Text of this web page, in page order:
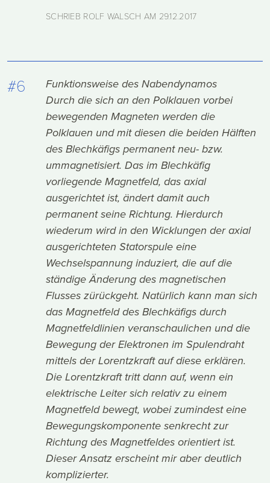
SCHRIEB ROLF WALSCH AM 29.12.2017
#6
Funktionsweise des Nabendynamos
Durch die sich an den Polklauen vorbei
bewegenden Magneten werden die
Polklauen und mit diesen die beiden Hälften
des Blechkäfigs permanent neu- bzw.
ummagnetisiert. Das im Blechkäfig
vorliegende Magnetfeld, das axial
ausgerichtet ist, ändert damit auch
permanent seine Richtung. Hierdurch
wiederum wird in den Wicklungen der axial
ausgerichteten Statorspule eine
Wechselspannung induziert, die auf die
ständige Änderung des magnetischen
Flusses zürückgeht. Natürlich kann man sich
das Magnetfeld des Blechkäfigs durch
Magnetfeldlinien veranschaulichen und die
Bewegung der Elektronen im Spulendraht
mittels der Lorentzkraft auf diese erklären.
Die Lorentzkraft tritt dann auf, wenn ein
elektrische Leiter sich relativ zu einem
Magnetfeld bewegt, wobei zumindest eine
Bewegungskomponente senkrecht zur
Richtung des Magnetfeldes orientiert ist.
Dieser Ansatz erscheint mir aber deutlich
komplizierter.